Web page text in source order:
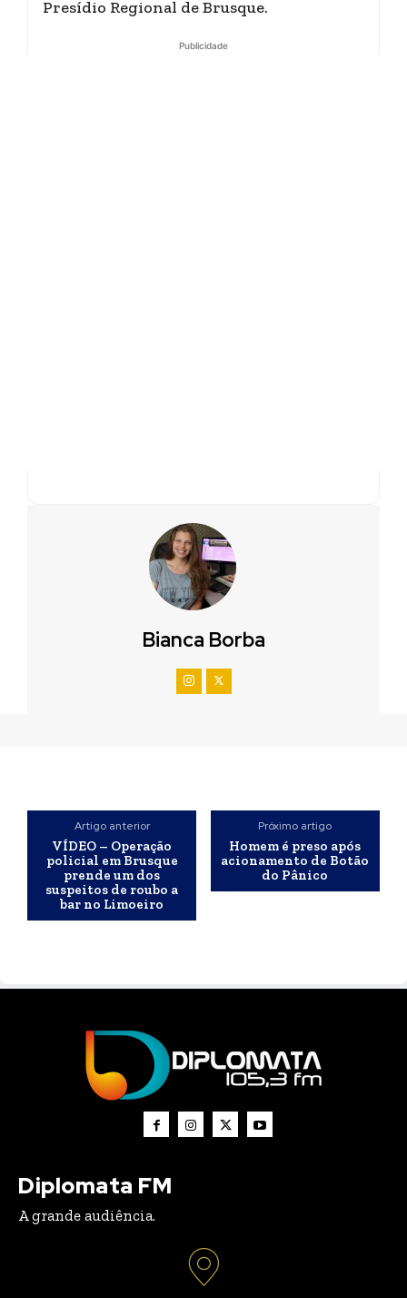
Presídio Regional de Brusque.
Publicidade
Bianca Borba
Artigo anterior
VÍDEO – Operação
policial em Brusque
prende um dos
suspeitos de roubo a
bar no Limoeiro
Próximo artigo
Homem é preso após
acionamento de Botão
do Pânico
Diplomata FM
A grande audiência.